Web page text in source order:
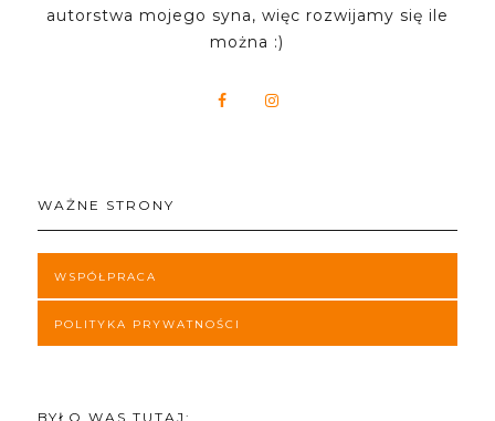
autorstwa mojego syna, więc rozwijamy się ile
można :)
WAŻNE STRONY
WSPÓŁPRACA
POLITYKA PRYWATNOŚCI
BYŁO WAS TUTAJ: